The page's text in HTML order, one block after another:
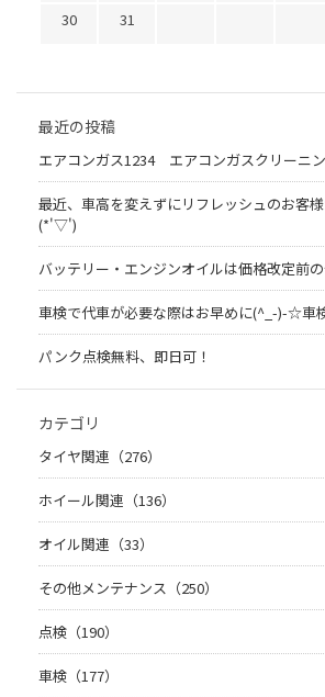
30
31
最近の投稿
エアコンガス1234 エアコンガスクリーニ
最近、車高を変えずにリフレッシュのお客
(*'▽')
バッテリー・エンジンオイルは価格改定前
車検で代車が必要な際はお早めに(^_-)-☆車
パンク点検無料、即日可！
カテゴリ
タイヤ関連（276）
ホイール関連（136）
オイル関連（33）
その他メンテナンス（250）
点検（190）
車検（177）